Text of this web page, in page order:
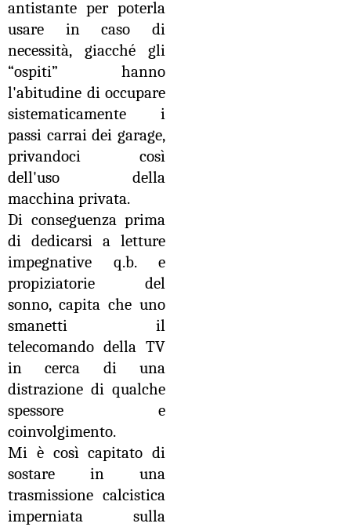
antistante per poterla
usare in caso di
necessità, giacché gli
“ospiti” hanno
l'abitudine di occupare
sistematicamente i
passi carrai dei garage,
privandoci così
dell'uso della
macchina privata.
Di conseguenza prima
di dedicarsi a letture
impegnative q.b. e
propiziatorie del
sonno, capita che uno
smanetti il
telecomando della TV
in cerca di una
distrazione di qualche
spessore e
coinvolgimento.
Mi è così capitato di
sostare in una
trasmissione calcistica
imperniata sulla